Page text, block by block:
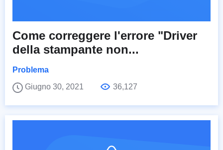
Come correggere l'errore "Driver
della stampante non...
Problema
Giugno 30, 2021
36,127